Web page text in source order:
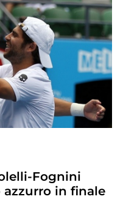
Fognini
in finale